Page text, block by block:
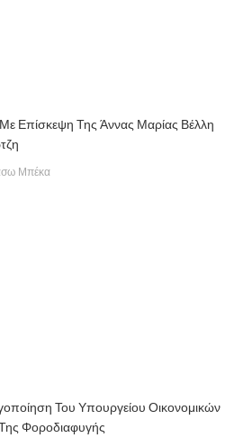
Επίσκεψη Της Άννας Μαρίας Βέλλη
Μπέκα
Του Υπουργείου Οικονομικών
Φοροδιαφυγής